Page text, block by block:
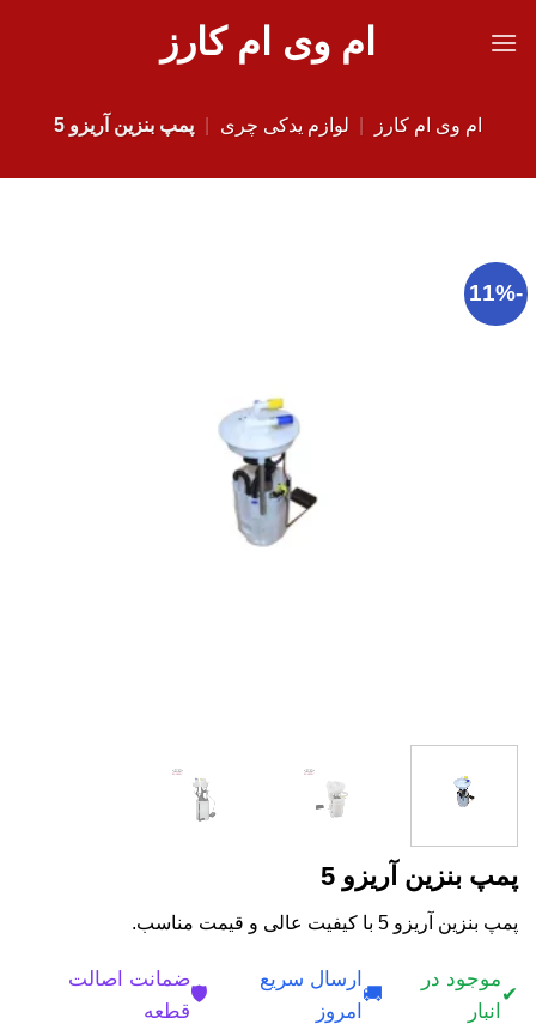
ام وی ام کارز
ام وی ام کارز لوازم یدکی چری پمپ بنزین آریزو 5
-11%
پمپ بنزین آریزو 5
پمپ بنزین آریزو 5 با کیفیت عالی و قیمت مناسب.
✔
موجود در
انبار
🚚
ارسال سریع
امروز
🛡️
ضمانت اصالت
قطعه